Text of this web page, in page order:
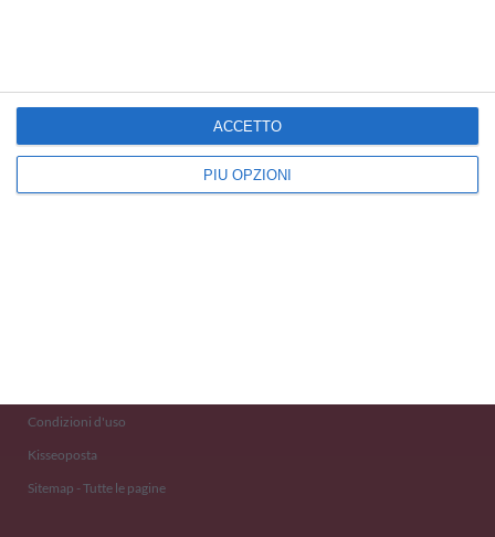
PIÙ OPZIONI
ACCETTO
Kisseo©
Condizioni d'uso
Kisseoposta
Sitemap - Tutte le pagine